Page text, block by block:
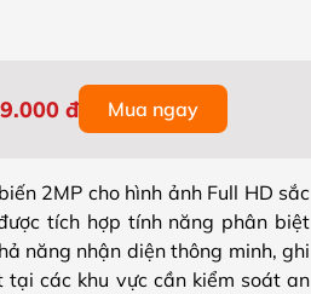
đ Mua ngay
2MP cho hình ảnh Full HD sắc
tích hợp tính năng phân biệt
năng nhận diện thông minh, ghi
các khu vực cần kiểm soát an